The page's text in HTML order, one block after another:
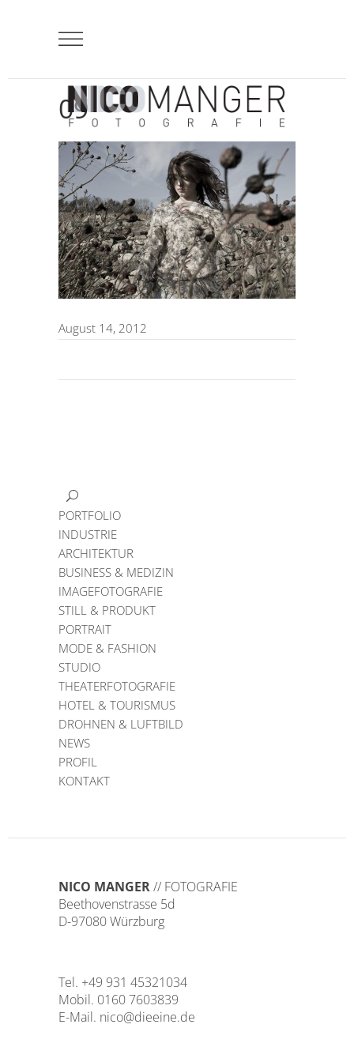
09
August 14, 2012
PORTFOLIO
INDUSTRIE
ARCHITEKTUR
BUSINESS & MEDIZIN
IMAGEFOTOGRAFIE
STILL & PRODUKT
PORTRAIT
MODE & FASHION
STUDIO
THEATERFOTOGRAFIE
HOTEL & TOURISMUS
DROHNEN & LUFTBILD
NEWS
PROFIL
KONTAKT
NICO MANGER// FOTOGRAFIE
Beethovenstrasse 5d
D-97080 Würzburg
Tel. +49 931 45321034
Mobil. 0160 7603839
E-Mail. nico@dieeine.de